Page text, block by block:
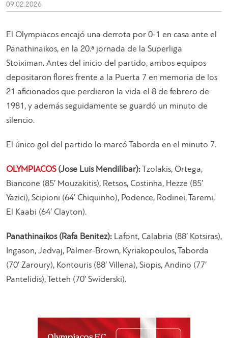
09.02.2026
El Olympiacos encajó una derrota por 0-1 en casa ante el
Panathinaikos, en la 20.ª jornada de la Superliga
Stoiximan. Antes del inicio del partido, ambos equipos
depositaron flores frente a la Puerta 7 en memoria de los
21 aficionados que perdieron la vida el 8 de febrero de
1981, y además seguidamente se guardó un minuto de
silencio.
El único gol del partido lo marcó Taborda en el minuto 7.
OLYMPIACOS(Jose Luis Mendilibar): Tzolakis, Ortega,
Biancone (85′ Mouzakitis), Retsos, Costinha, Hezze (85′
Yazici), Scipioni (64′ Chiquinho), Podence, Rodinei, Taremi,
El Kaabi (64′ Clayton).
Panathinaikos (Rafa Benitez): Lafont, Calabria (88′ Kotsiras),
Ingason, Jedvaj, Palmer-Brown, Kyriakopoulos, Taborda
(70′ Zaroury), Kontouris (88′ Villena), Siopis, Andino (77′
Pantelidis), Tetteh (70′ Swiderski).